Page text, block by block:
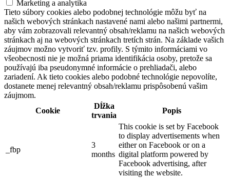
Marketing a analytika
Tieto súbory cookies alebo podobnej technológie môžu byť na
našich webových stránkach nastavené nami alebo našimi partnermi,
aby vám zobrazovali relevantný obsah/reklamu na našich webových
stránkach aj na webových stránkach tretích strán. Na základe vašich
záujmov možno vytvoriť tzv. profily. S týmito informáciami vo
všeobecnosti nie je možná priama identifikácia osoby, pretože sa
používajú iba pseudonymné informácie o prehliadači, alebo
zariadení. Ak tieto cookies alebo podobné technológie nepovolíte,
dostanete menej relevantný obsah/reklamu prispôsobenú vašim
záujmom.
Cookie
Dĺžka
trvania
Popis
_fbp
3
months
This cookie is set by Facebook
to display advertisements when
either on Facebook or on a
digital platform powered by
Facebook advertising, after
visiting the website.